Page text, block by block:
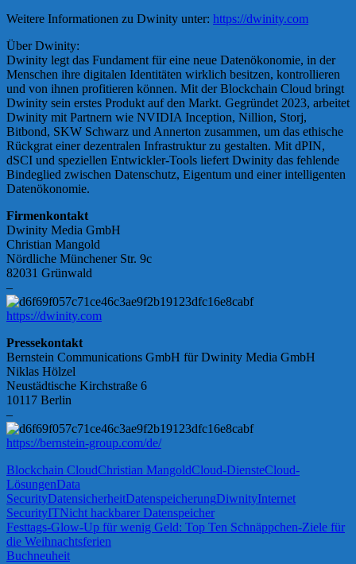
Weitere Informationen zu Dwinity unter: https://dwinity.com
Über Dwinity:
Dwinity legt das Fundament für eine neue Datenökonomie, in der
Menschen ihre digitalen Identitäten wirklich besitzen, kontrollieren
und von ihnen profitieren können. Mit der Blockchain Cloud bringt
Dwinity sein erstes Produkt auf den Markt. Gegründet 2023, arbeitet
Dwinity mit Partnern wie NVIDIA Inception, Nillion, Storj,
Bitbond, SKW Schwarz und Annerton zusammen, um das ethische
Rückgrat einer dezentralen Infrastruktur zu gestalten. Mit dPIN,
dSCI und speziellen Entwickler-Tools liefert Dwinity das fehlende
Bindeglied zwischen Datenschutz, Eigentum und einer intelligenten
Datenökonomie.
Firmenkontakt
Dwinity Media GmbH
Christian Mangold
Nördliche Münchener Str. 9c
82031 Grünwald
–
https://dwinity.com
Pressekontakt
Bernstein Communications GmbH für Dwinity Media GmbH
Niklas Hölzel
Neustädtische Kirchstraße 6
10117 Berlin
–
https://bernstein-group.com/de/
Blockchain CloudChristian MangoldCloud-DiensteCloud-
LösungenData
SecurityDatensicherheitDatenspeicherungDiwnityInternet
SecurityITNicht hackbarer Datenspeicher
Beitragsnavigation
Vorheriger
Beitrag:
Festtags-Glow-Up für wenig Geld: Top Ten Schnäppchen-Ziele für
die Weihnachtsferien
Nächster
Buchneuheit